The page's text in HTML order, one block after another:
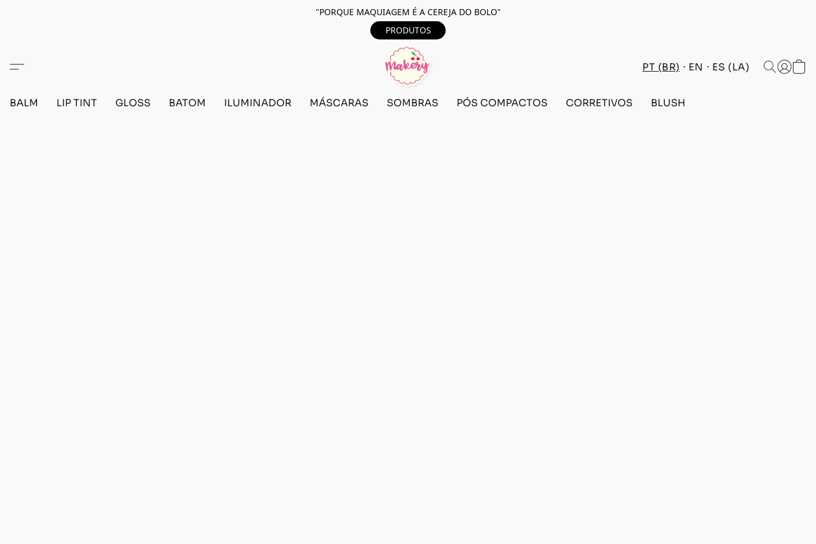
"PORQUE MAQUIAGEM É A CEREJA DO BOLO"
PRODUTOS
PT (BR) EN ES (LA)
BALM LIP TINT GLOSS BATOM ILUMINADOR MÁSCARAS SOMBRAS PÓS COMPACTOS CORRETIVOS BLUSH